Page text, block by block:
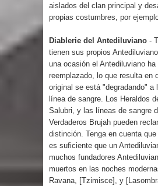
aislados del clan principal y
propias costumbres, por
Diablerie del Antediluviano -
tienen sus propios
una ocasión el Antediluviano ha
reemplazado, lo que resulta en
original se está "degradando" a
línea de sangre. Los Heraldos
Salubri, y las líneas de sangre
Verdaderos Brujah pueden
distinción. Tenga en cuenta
es suficiente que un
muchos fundadores
muertos en las noches
Ravana, [Tzimisce], y